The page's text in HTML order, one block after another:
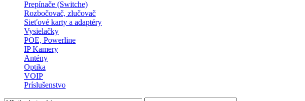
Prepínače (Switche)
Rozbočovač, zlučovač
Sieťové karty a adaptéry
Vysielačky
POE, Powerline
IP Kamery
Antény
Optika
VOIP
Príslušenstvo